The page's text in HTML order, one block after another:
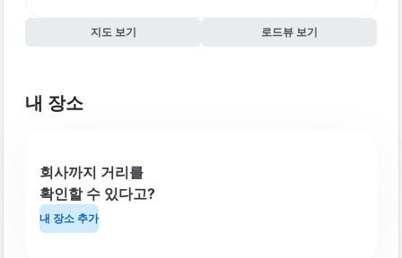
지도 보기 로드뷰 보기
내 장소
회사까지 거리를
확인할 수 있다고?
내 장소 추가